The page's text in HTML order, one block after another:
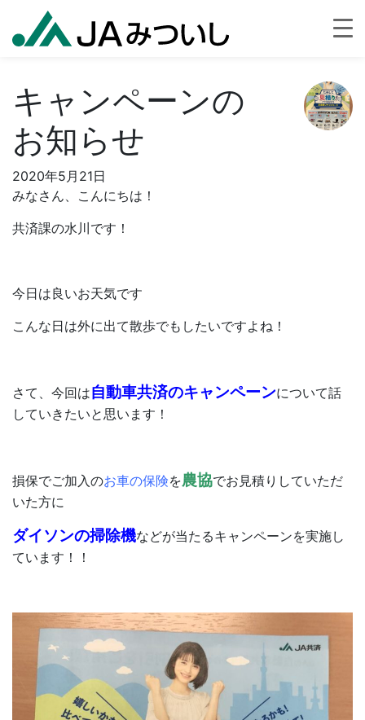
キャンペーンの
お知らせ
2020年5月21日
みなさん、こんにちは！
共済課の水川です！
今日は良いお天気です
こんな日は外に出て散歩でもしたいですよね！
さて、今回は自動車共済のキャンペーンについて話
していきたいと思います！
損保でご加入のお車の保険を農協でお見積りしていただ
いた方に
ダイソンの掃除機などが当たるキャンペーンを実施し
ています！！